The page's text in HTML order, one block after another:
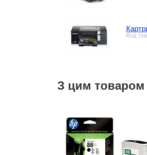
Код
З цим товаром